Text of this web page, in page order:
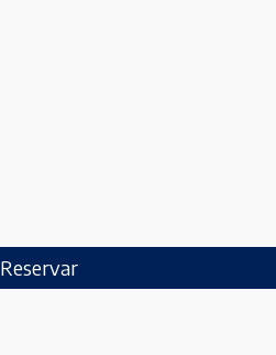
Reservar